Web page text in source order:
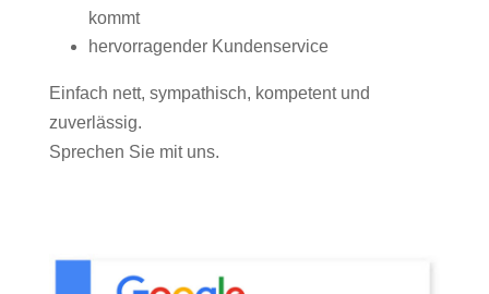
kommt
hervorragender Kundenservice
Einfach nett, sympathisch, kompetent und
zuverlässig.
Sprechen Sie mit uns.